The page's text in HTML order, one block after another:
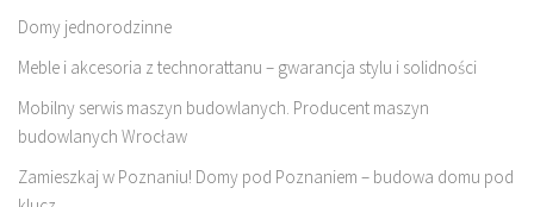
Domy jednorodzinne
Meble i akcesoria z technorattanu – gwarancja stylu i solidności
Mobilny serwis maszyn budowlanych. Producent maszyn
budowlanych Wrocław
Zamieszkaj w Poznaniu! Domy pod Poznaniem – budowa domu pod